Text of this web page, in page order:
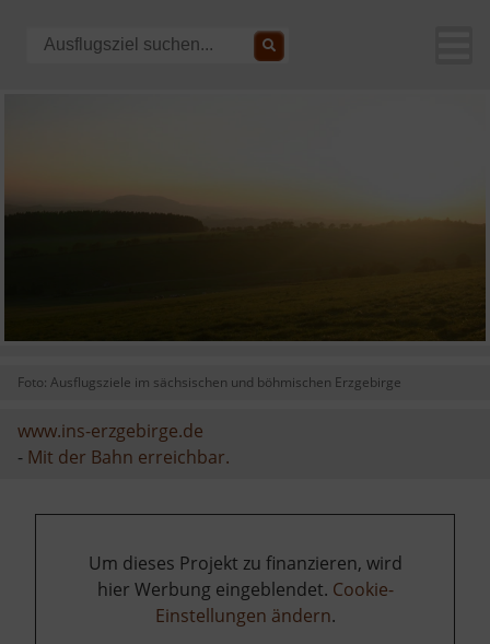
Foto: Ausflugsziele im sächsischen und böhmischen Erzgebirge
www.ins-erzgebirge.de
- Mit der Bahn erreichbar.
Um dieses Projekt zu finanzieren, wird
hier Werbung eingeblendet. Cookie-
Einstellungen ändern.